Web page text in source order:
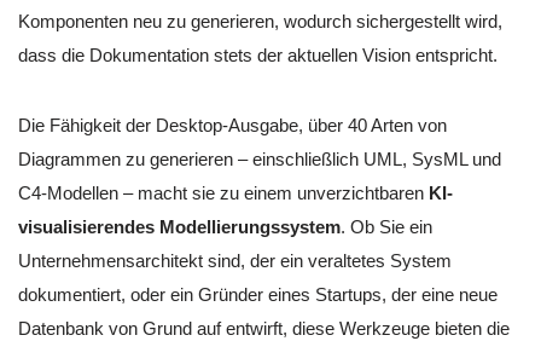
Komponenten neu zu generieren, wodurch sichergestellt wird,
dass die Dokumentation stets der aktuellen Vision entspricht.
Die Fähigkeit der Desktop-Ausgabe, über 40 Arten von
Diagrammen zu generieren – einschließlich UML, SysML und
C4-Modellen – macht sie zu einem unverzichtbaren KI-
visualisierendes Modellierungssystem. Ob Sie ein
Unternehmensarchitekt sind, der ein veraltetes System
dokumentiert, oder ein Gründer eines Startups, der eine neue
Datenbank von Grund auf entwirft, diese Werkzeuge bieten die